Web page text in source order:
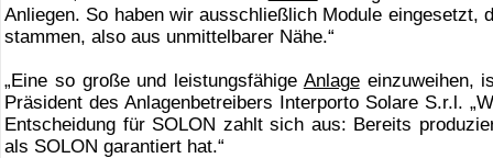
Anliegen. So haben wir ausschließlich Module eingesetzt,
stammen, also aus unmittelbarer Nähe.“
„Eine so große und leistungsfähige Anlageeinzuweihen,
Präsident des Anlagenbetreibers Interporto Solare S.r.l.
Entscheidung für SOLON zahlt sich aus: Bereits
als SOLON garantiert hat.“